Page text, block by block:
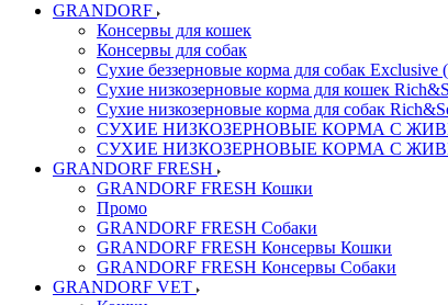
GRANDORF
Консервы для кошек
Консервы для собак
Сухие беззерновые корма для собак Exclusive
Сухие низкозерновые корма для кошек
Сухие низкозерновые корма для собак
СУХИЕ НИЗКОЗЕРНОВЫЕ КОРМА С
СУХИЕ НИЗКОЗЕРНОВЫЕ КОРМА С
GRANDORF FRESH
GRANDORF FRESH Кошки
Промо
GRANDORF FRESH Собаки
GRANDORF FRESH Консервы Кошки
GRANDORF FRESH Консервы Собаки
GRANDORF VET